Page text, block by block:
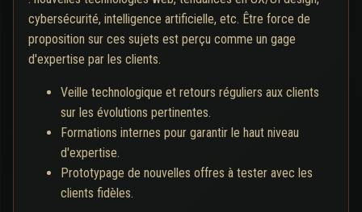
cybersécurité, intelligence artificielle, etc. Être force de
proposition sur ces sujets est perçu comme un gage
d'expertise par les clients.
Veille technologique et retours réguliers aux clients
sur les évolutions pertinentes.
Formations internes pour garantir le haut niveau
d'expertise.
Prototypage de nouvelles offres à tester avec les
clients fidèles.